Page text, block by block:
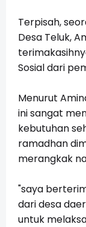
Terpisah,
Desa Teluk,
Sosial dari
Menurut
ini sangat
kebutuhan
ramadhan
merangkak
"saya
dari desa
untuk